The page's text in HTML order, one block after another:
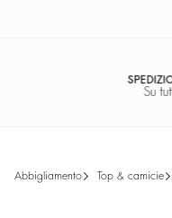
abbigliamento top & camicie